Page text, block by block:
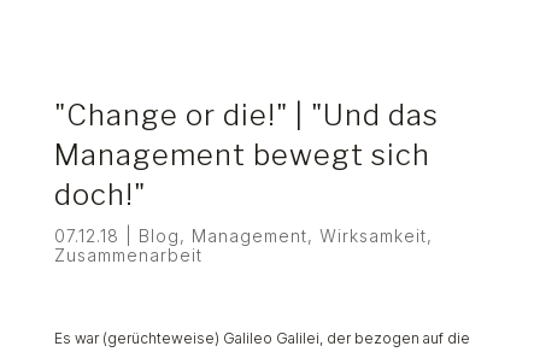
"Change or die!"​ | "Und das
Management bewegt sich
doch!"​
07.12.18 Blog, Management, Wirksamkeit,
Zusammenarbeit
Es war (gerüchteweise) Galileo Galilei, der bezogen auf die